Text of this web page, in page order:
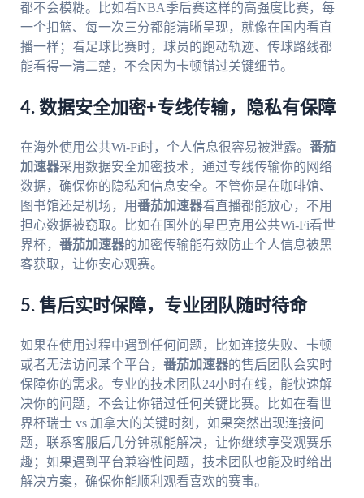
都不会模糊。比如看NBA季后赛这样的高强度比赛，每
一个扣篮、每一次三分都能清晰呈现，就像在国内看直
播一样；看足球比赛时，球员的跑动轨迹、传球路线都
能看得一清二楚，不会因为卡顿错过关键细节。
4. 数据安全加密+专线传输，隐私有保障
在海外使用公共Wi-Fi时，个人信息很容易被泄露。 番茄
加速器采用数据安全加密技术，通过专线传输你的网络
数据，确保你的隐私和信息安全。不管你是在咖啡馆、
图书馆还是机场，用番茄加速器看直播都能放心，不用
担心数据被窃取。比如在国外的星巴克用公共Wi-Fi看世
界杯， 番茄加速器的加密传输能有效防止个人信息被黑
客获取，让你安心观赛。
5. 售后实时保障，专业团队随时待命
如果在使用过程中遇到任何问题，比如连接失败、卡顿
或者无法访问某个平台， 番茄加速器的售后团队会实时
保障你的需求。专业的技术团队24小时在线，能快速解
决你的问题，不会让你错过任何关键比赛。比如在看世
界杯瑞士 vs 加拿大的关键时刻，如果突然出现连接问
题，联系客服后几分钟就能解决，让你继续享受观赛乐
趣；如果遇到平台兼容性问题，技术团队也能及时给出
解决方案，确保你能顺利观看喜欢的赛事。